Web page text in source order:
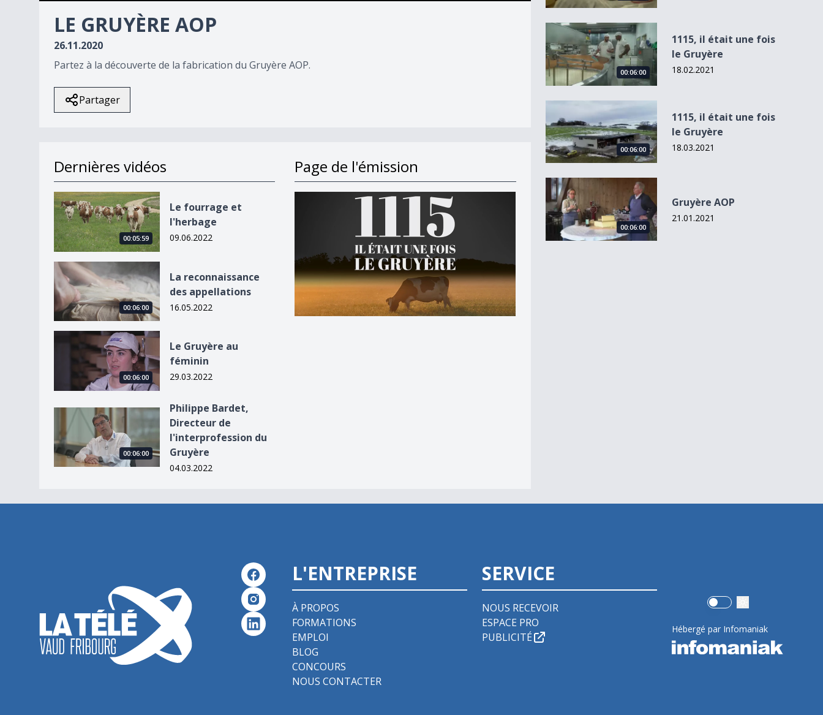
seconds
minutes,
90%
LE GRUYÈRE AOP
26.11.2020
Partez à la découverte de la fabrication du Gruyère AOP.
Partager
Dernières vidéos
Le fourrage et l&#039;herbage
00:05:59
Le fourrage et
l'herbage
09.06.2022
La reconnaissance des appellations
00:06:00
La reconnaissance
des appellations
16.05.2022
Le Gruyère au féminin
00:06:00
Le Gruyère au
féminin
29.03.2022
Philippe Bardet, Directeur de l&#039;interprofession du Gruyère
00:06:00
Philippe Bardet,
Directeur de
l'interprofession du
Gruyère
04.03.2022
Page de l'émission
1115, il était une fois le Gruyère
00:06:00
1115, il était une fois
le Gruyère
18.02.2021
1115, il était une fois le Gruyère
00:06:00
1115, il était une fois
le Gruyère
18.03.2021
Gruyère AOP
00:06:00
Gruyère AOP
21.01.2021
L'ENTREPRISE
À PROPOS
FORMATIONS
EMPLOI
BLOG
CONCOURS
NOUS CONTACTER
SERVICE
NOUS RECEVOIR
ESPACE PRO
PUBLICITÉ
Use setting
Hébergé par Infomaniak